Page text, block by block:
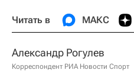
Читать в МАКС
Александр Рогулев
Корреспондент РИА Новости Спорт